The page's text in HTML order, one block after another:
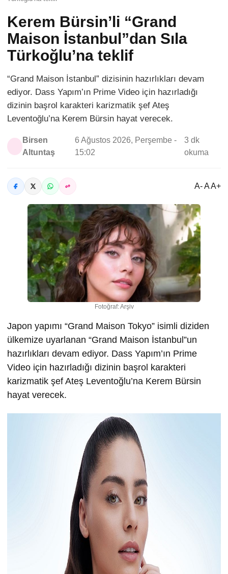
Kerem Bürsin’li “Grand
Maison İstanbul”dan Sıla
Türkoğlu’na teklif
“Grand Maison İstanbul” dizisinin hazırlıkları devam
ediyor. Dass Yapım’ın Prime Video için hazırladığı
dizinin başrol karakteri karizmatik şef Ateş
Leventoğlu’na Kerem Bürsin hayat verecek.
Birsen
Altuntaş
6 Ağustos 2026, Perşembe -
15:02
3 dk
okuma
A- A A+
Fotoğraf: Arşiv
Japon yapımı “Grand Maison Tokyo” isimli diziden
ülkemize uyarlanan “Grand Maison İstanbul”un
hazırlıkları devam ediyor. Dass Yapım’ın Prime
Video için hazırladığı dizinin başrol karakteri
karizmatik şef Ateş Leventoğlu’na Kerem Bürsin
hayat verecek.